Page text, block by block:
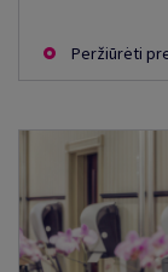
Peržiūrėti